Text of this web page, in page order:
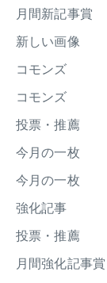
月間新記事賞
新しい画像
コモンズ
コモンズ
投票・推薦
今月の一枚
今月の一枚
強化記事
投票・推薦
月間強化記事賞